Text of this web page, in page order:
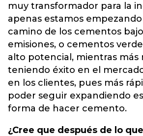
muy transformador para la
apenas estamos
camino de los cementos
emisiones, o cementos
alto potencial, mientras más
teniendo éxito en el
en los clientes, pues más
poder seguir expandiendo
forma de hacer cemento.
¿Cree que después de lo